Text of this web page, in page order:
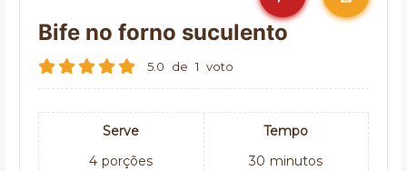
Bife no forno suculento
5.0 de 1 voto
Serve
4 porções
Tempo
30 minutos